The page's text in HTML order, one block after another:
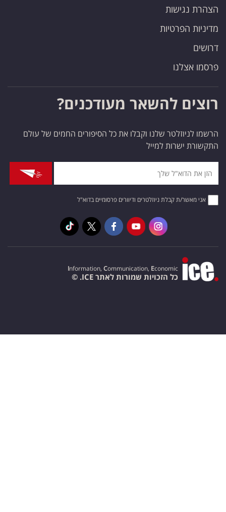
הצהרת נגישות
מדיניות הפרטיות
דרושים
פרסמו אצלנו
רוצים להשאר מעודכנים?
הרשמו לניוזלטר שלנו וקבלו את כל הסיפורים החמים של עולם
התקשורת ישרות למייל
אני מאשר/ת קבלת ניוזלטרים ודיוורים פרסומיים בדוא"ל
Information, Communication, Economic
כל הזכויות שמורות לאתר ICE. ©